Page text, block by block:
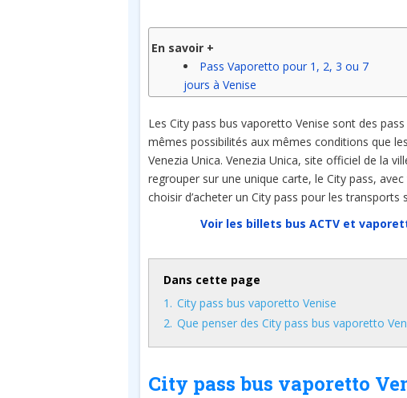
En savoir +
Pass Vaporetto pour 1, 2, 3 ou 7
jours à Venise
Les City pass bus vaporetto Venise sont des
mêmes possibilités aux mêmes conditions que
Venezia Unica. Venezia Unica, site officiel de la
regrouper sur une unique carte, le City pass,
choisir d’acheter un City pass pour les transports
Voir les billets bus ACTV et
Dans cette page
1. City pass bus vaporetto Venise
2. Que penser des City pass bus vaporetto
City pass bus vaporetto